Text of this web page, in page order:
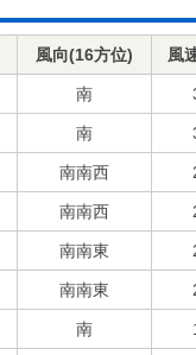
風向(16方位) 風
南
南
南南西
南南西
南南東
南南東
南